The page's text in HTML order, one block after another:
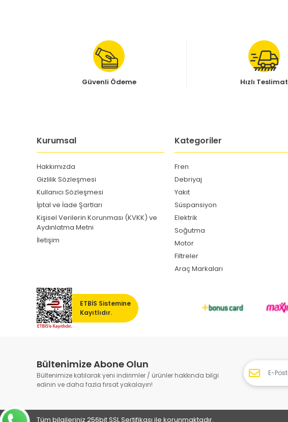
Güvenli Ödeme Hızlı Teslimat
Kurumsal
Hakkımızda
Gizlilik Sözleşmesi
Kullanıcı Sözleşmesi
İptal ve İade Şartları
Kişisel Verilerin Korunması (KVKK) ve
Aydınlatma Metni
İletişim
Kategoriler
Fren
Debriyaj
Yakıt
Süspansiyon
Elektrik
Soğutma
Motor
Filtreler
Araç Markaları
ETBİS Sistemine
Kayıtlıdır.
Bültenimize Abone Olun
Bültenimize katılarak yeni indirimler / ürünler hakkında bilgi
edinin ve daha fazla fırsat yakalayın!
Tüm bilgileriniz 256bit SSL Sertifikası ile korunmaktadır.